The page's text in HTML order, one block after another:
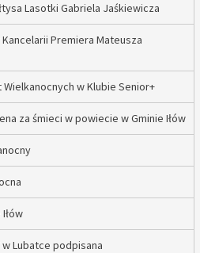
Lasotki Gabriela Jaśkiewicza
Premiera Mateusza
w Klubie Senior+
za śmieci w powiecie w Gminie Iłów
w Lubatce podpisana